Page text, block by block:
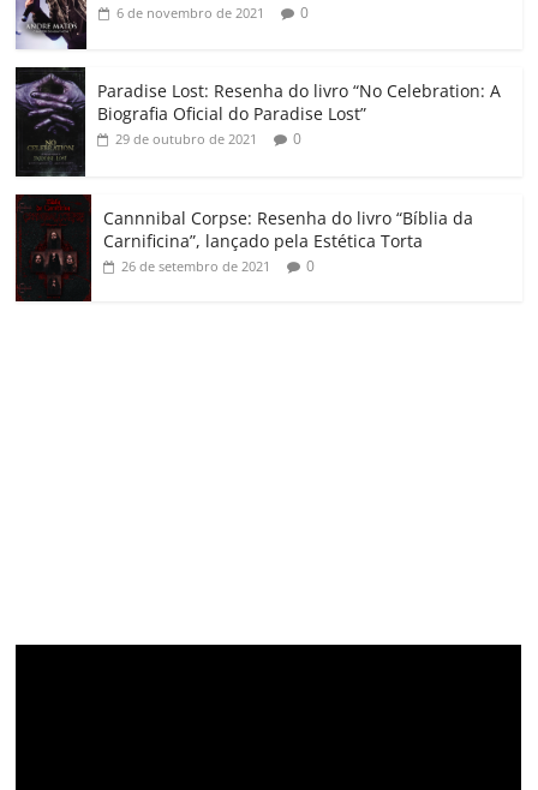
6 de novembro de 2021 0
Paradise Lost: Resenha do livro “No Celebration: A
Biografia Oficial do Paradise Lost”
29 de outubro de 2021 0
Cannnibal Corpse: Resenha do livro “Bíblia da
Carnificina”, lançado pela Estética Torta
26 de setembro de 2021 0